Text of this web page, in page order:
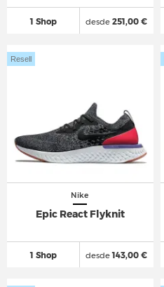
1 Shop desde 251,00 €
Nike
Epic React Flyknit
1 Shop
Resell
desde143,00 €